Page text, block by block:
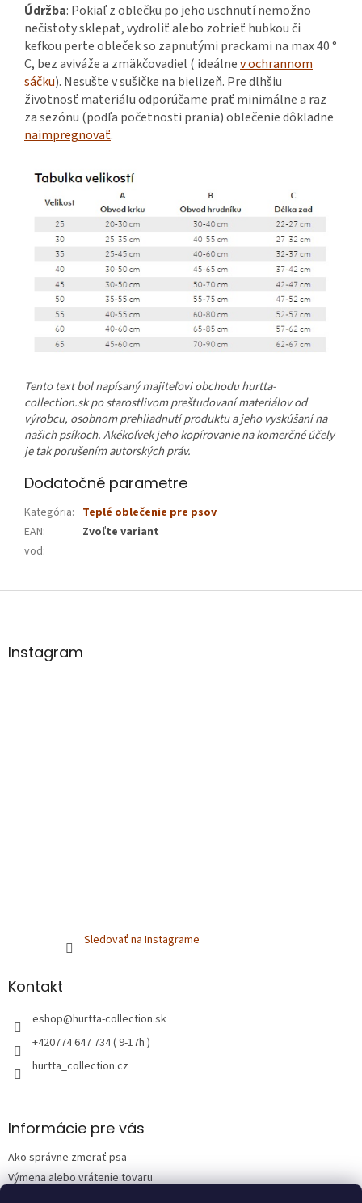
Údržba: Pokiaľ z oblečku po jeho uschnutí nemožno
nečistoty sklepat, vydroliť alebo zotrieť hubkou či
kefkou perte obleček so zapnutými prackami na max 40 °
C, bez aviváže a zmäkčovadiel ( ideálnev ochrannom
sáčku). Nesušte v sušičke na bielizeň. Pre dlhšiu
životnosť materiálu odporúčame prať minimálne a raz
za sezónu (podľa početnosti prania) oblečenie dôkladne
naimpregnovať.
Tento text bol napísaný majiteľovi obchodu hurtta-
collection.sk po starostlivom preštudovaní materiálov od
výrobcu, osobnom prehliadnutí produktu a jeho vyskúšaní na
našich psíkoch. Akékoľvek jeho kopírovanie na komerčné účely
je tak porušením autorských práv.
Dodatočné parametre
Kategória: Teplé oblečenie pre psov
EAN:
Zvoľte variant
vod:
Z
äInstagram
Sledovať na Instagrame
Kontakt
eshop@hurtta-collection.sk
+420774 647 734 ( 9-17h )
hurtta_collection.cz
Informácie pre vás
Ako správne zmerať psa
Výmena alebo vrátenie tovaru